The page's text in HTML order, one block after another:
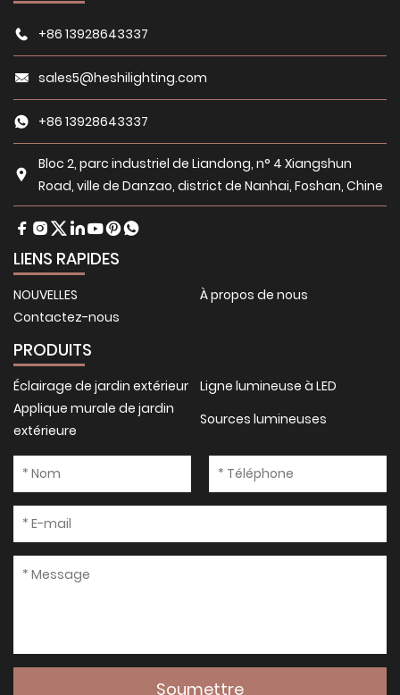
+86 13928643337
sales5@heshilighting.com
+86 13928643337
Bloc 2, parc industriel de Liandong, n° 4 Xiangshun
Road, ville de Danzao, district de Nanhai, Foshan, Chine
LIENS RAPIDES
NOUVELLES
À propos de nous
Contactez-nous
PRODUITS
Éclairage de jardin extérieur
Ligne lumineuse à LED
Applique murale de jardin
extérieure
Sources lumineuses
Soumettre